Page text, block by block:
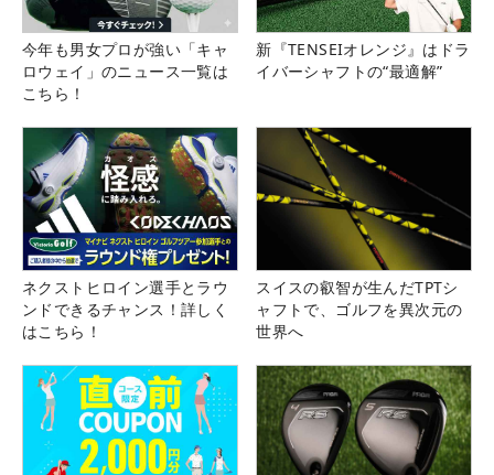
今年も男女プロが強い「キャ
ロウェイ」のニュース一覧は
こちら！
新『TENSEIオレンジ』はドラ
イバーシャフトの“最適解”
ネクストヒロイン選手とラウ
ンドできるチャンス！詳しく
はこちら！
スイスの叡智が生んだTPTシ
ャフトで、ゴルフを異次元の
世界へ